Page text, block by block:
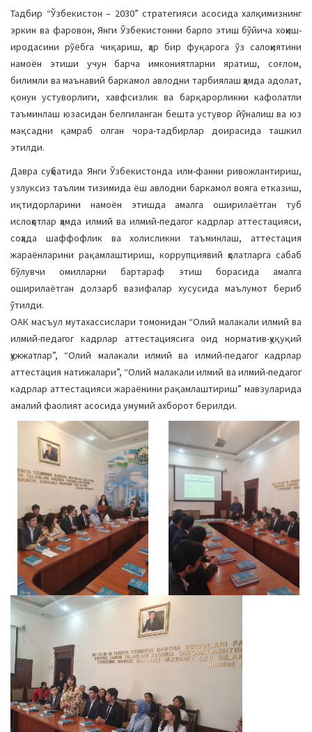
Тадбир “Ўзбекистон – 2030” стратегияси асосида халқимизнинг
эркин ва фаровон, Янги Ўзбекистонни барпо этиш бўйича хоҳиш-
иродасини рўёбга чиқариш, ҳар бир фуқарога ўз салоҳиятини
намоён этиши учун барча имкониятларни яратиш, соғлом,
билимли ва маънавий баркамол авлодни тарбиялаш ҳамда адолат,
қонун устуворлиги, хавфсизлик ва барқарорликни кафолатли
таъминлаш юзасидан белгиланган бешта устувор йўналиш ва юз
мақсадни қамраб олган чора-тадбирлар доирасида ташкил
этилди.
Давра суҳбатида Янги Ўзбекистонда илм-фанни ривожлантириш,
узлуксиз таълим тизимида ёш авлодни баркамол вояга етказиш,
иқтидорларини намоён этишда амалга оширилаётган туб
ислоҳотлар ҳамда илмий ва илмий-педагог кадрлар аттестацияси,
соҳада шаффофлик ва холисликни таъминлаш, аттестация
жараёнларини рақамлаштириш, коррупциявий ҳолатларга сабаб
бўлувчи омилларни бартараф этиш борасида амалга
оширилаётган долзарб вазифалар хусусида маълумот бериб
ўтилди.
ОАК масъул мутахассислари томонидан “Олий малакали илмий ва
илмий-педагог кадрлар аттестациясига оид норматив-ҳуқуқий
ҳужжатлар”, “Олий малакали илмий ва илмий-педагог кадрлар
аттестация натижалари”, “Олий малакали илмий ва илмий-педагог
кадрлар аттестацияси жараёнини рақамлаштириш” мавзуларида
амалий фаолият асосида умумий ахборот берилди.